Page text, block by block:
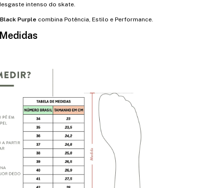
intenso do skate.
Purple combina Potência, Estilo e Performance.